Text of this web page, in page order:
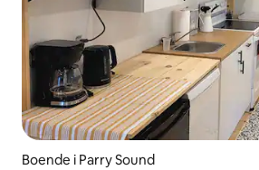
Boende i Parry Sound